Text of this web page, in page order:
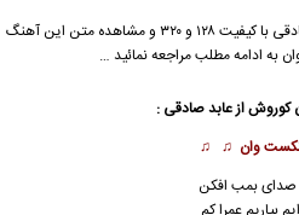
جهت دانلود آهنگ خون کوروش از عابد صادقی با کیفیت ۱۲۸ و ۳۲۰ و مشاهده متن این آهنگ
به ادامه مطلب مراجعه نمائید …
از عابد صادقی :
وان ♫ ♫
صدای بمب افکن
بیاریم عمرا کم